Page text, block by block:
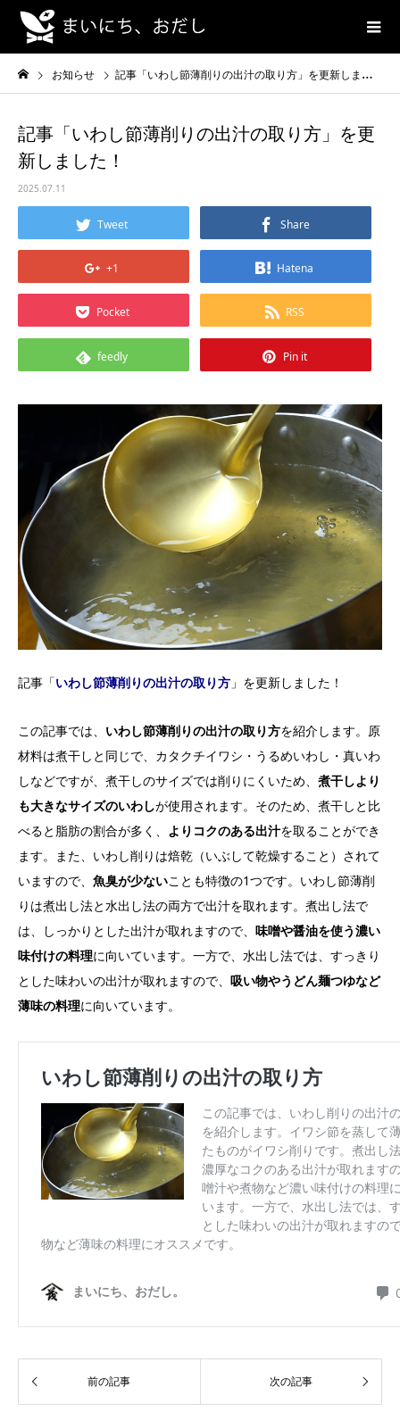
お知らせ 記事「いわし節薄削りの出汁の取り方」を更新しました！
記事「いわし節薄削りの出汁の取り方」を更
新しました！
2025.07.11
Tweet Share
+1 Hatena
Pocket RSS
feedly Pin it
記事「いわし節薄削りの出汁の取り方 」を更新しました！
この記事では、 いわし節薄削りの出汁の取り方を紹介します。原
材料は煮干しと同じで、カタクチイワシ・うるめいわし・真いわ
しなどですが、煮干しのサイズでは削りにくいため、 煮干しより
も大きなサイズのいわしが使用されます。そのため、煮干しと比
べると脂肪の割合が多く、 よりコクのある出汁を取ることができ
ます。また、いわし削りは焙乾（いぶして乾燥すること）されて
いますので、 魚臭が少ないことも特徴の1つです。いわし節薄削
りは煮出し法と水出し法の両方で出汁を取れます。煮出し法で
は、しっかりとした出汁が取れますので、 味噌や醤油を使う濃い
味付けの料理に向いています。一方で、水出し法では、すっきり
とした味わいの出汁が取れますので、 吸い物やうどん麺つゆなど
薄味の料理に向いています。